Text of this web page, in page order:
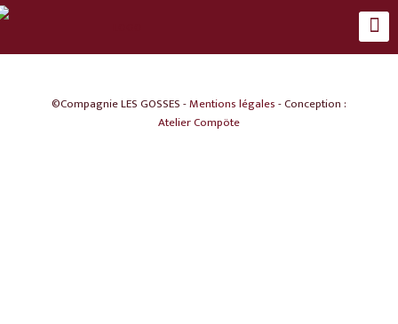
©Compagnie LES GOSSES -Mentions légales- Conception :
Atelier Compöte